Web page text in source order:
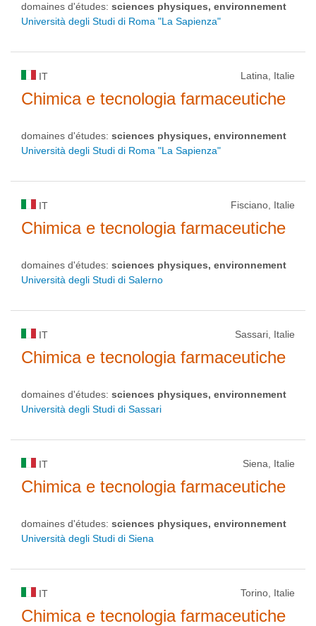
domaines d'études: sciences physiques, environnement
Università degli Studi di Roma "La Sapienza"
IT Latina, Italie
Chimica e tecnologia farmaceutiche
domaines d'études: sciences physiques, environnement
Università degli Studi di Roma "La Sapienza"
IT Fisciano, Italie
Chimica e tecnologia farmaceutiche
domaines d'études: sciences physiques, environnement
Università degli Studi di Salerno
IT Sassari, Italie
Chimica e tecnologia farmaceutiche
domaines d'études: sciences physiques, environnement
Università degli Studi di Sassari
IT Siena, Italie
Chimica e tecnologia farmaceutiche
domaines d'études: sciences physiques, environnement
Università degli Studi di Siena
IT Torino, Italie
Chimica e tecnologia farmaceutiche